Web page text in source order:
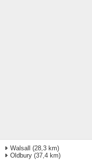
Walsall (28,3 km)
Oldbury (37,4 km)